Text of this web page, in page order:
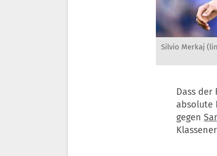
Silvio Merkaj
Dass
absolute
gegen